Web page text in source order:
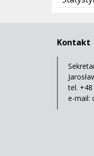
Kontakt
tel.
e-mail: